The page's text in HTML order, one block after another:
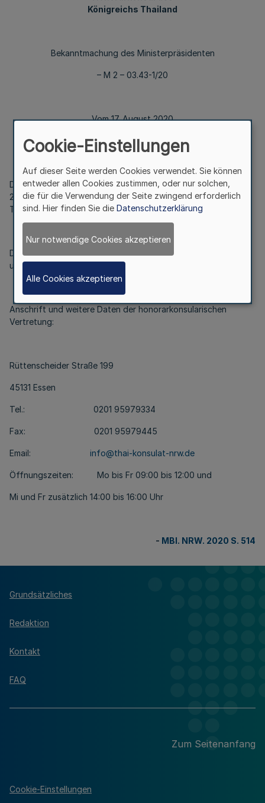
Königreichs Thailand
Bekanntmachung des Ministerpräsidenten
– M 2 – 03.43-1/20
Vom 17. August 2020
Die Bundesregierung hat Herrn Klaus Sälzer am 12. August
2020 das Exequatur als Honorarkonsul des Königreichs
Thailand in Essen erteilt.
Der Konsularbezirk umfasst die Länder Nordrhein-Westfalen
und Niedersachsen.
Anschrift und weitere Daten der honorarkonsularischen
Vertretung:
Rüttenscheider Straße 199
45131 Essen
Tel.: 0201 95979334
Fax: 0201 95979445
Email: info@thai-konsulat-nrw.de
Öffnungszeiten: Mo bis Fr 09:00 bis 12:00 und
Mi und Fr zusätzlich 14:00 bis 16:00 Uhr
- MBl. NRW. 2020 S. 514
Grundsätzliches
Redaktion
Kontakt
FAQ
Zum Seitenanfang
Cookie-Einstellungen
Cookie-Einstellungen
Auf dieser Seite werden Cookies verwendet. Sie können
entweder allen Cookies zustimmen, oder nur solchen,
die für die Verwendung der Seite zwingend erforderlich
sind. Hier finden Sie die Datenschutzerklärung
Nur notwendige Cookies akzeptieren
Alle Cookies akzeptieren